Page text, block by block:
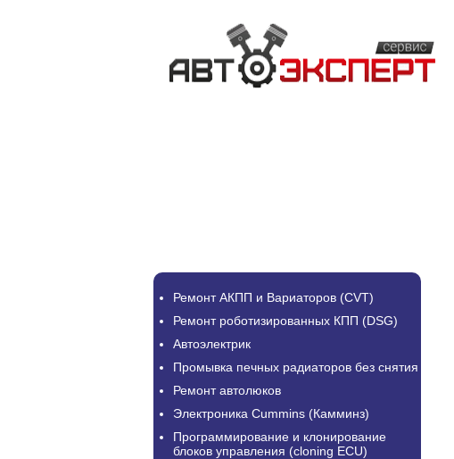
Ремонт АКПП и Вариаторов (CVT)
Ремонт роботизированных КПП (DSG)
Автоэлектрик
Промывка печных радиаторов без снятия
Ремонт автолюков
Электроника Cummins (Камминз)
Программирование и клонирование
блоков управления (cloning ECU)